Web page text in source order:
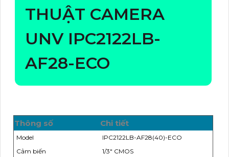
THUẬT CAMERA
UNV IPC2122LB-
AF28-ECO
Thông số Chi tiết
Model
IPC2122LB-AF28(40)-ECO
Cảm biến
1/3" CMOS